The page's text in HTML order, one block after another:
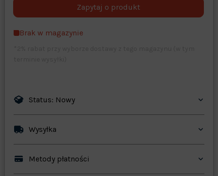
opcjonalne Maks. 250 znaków
Brak w magazynie
Status: Nowy
Wysyłka
Metody płatności